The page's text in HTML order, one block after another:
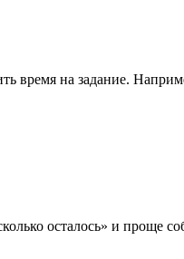
время на задание.
осталось» и проще